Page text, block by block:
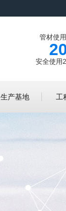
管材使
安全使用
生产基地 工